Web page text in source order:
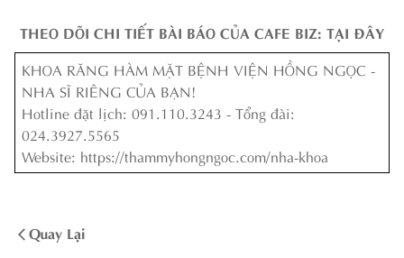
THEO DÕI CHI TIẾT BÀI BÁO CỦA CAFE BIZ: TẠI ĐÂY
KHOA RĂNG HÀM MẶT BỆNH VIỆN HỒNG NGỌC -
NHA SĨ RIÊNG CỦA BẠN!
Hotline đặt lịch: 091.110.3243 - Tổng đài:
024.3927.5565
Website: https://thammyhongngoc.com/nha-khoa
Quay Lại